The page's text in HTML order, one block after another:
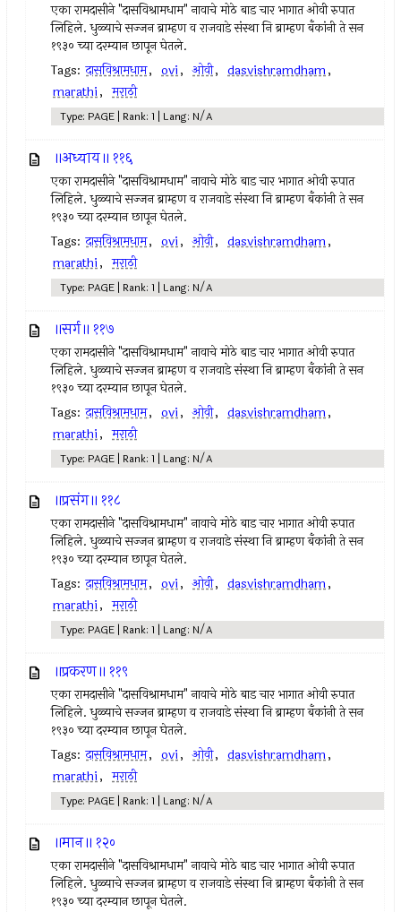
एका रामदासीने "दासविश्रामधाम" नावाचे मोठे बाड चार भागात ओवी रुपात
लिहिले. धुळ्याचे सज्जन ब्राम्हण व राजवाडे संस्था नि ब्राम्हण बँकांनी ते सन
१९३० च्या दरम्यान छापून घेतले.
Tags: दासविश्रामधाम, ovi, ओवी, dasvishramdham,
marathi, मराठी
Type: PAGE | Rank: 1 | Lang: N/A
॥अध्याय॥ ११६
एका रामदासीने "दासविश्रामधाम" नावाचे मोठे बाड चार भागात ओवी रुपात
लिहिले. धुळ्याचे सज्जन ब्राम्हण व राजवाडे संस्था नि ब्राम्हण बँकांनी ते सन
१९३० च्या दरम्यान छापून घेतले.
Tags: दासविश्रामधाम, ovi, ओवी, dasvishramdham,
marathi, मराठी
Type: PAGE | Rank: 1 | Lang: N/A
॥सर्ग॥ ११७
एका रामदासीने "दासविश्रामधाम" नावाचे मोठे बाड चार भागात ओवी रुपात
लिहिले. धुळ्याचे सज्जन ब्राम्हण व राजवाडे संस्था नि ब्राम्हण बँकांनी ते सन
१९३० च्या दरम्यान छापून घेतले.
Tags: दासविश्रामधाम, ovi, ओवी, dasvishramdham,
marathi, मराठी
Type: PAGE | Rank: 1 | Lang: N/A
॥प्रसंग॥ ११८
एका रामदासीने "दासविश्रामधाम" नावाचे मोठे बाड चार भागात ओवी रुपात
लिहिले. धुळ्याचे सज्जन ब्राम्हण व राजवाडे संस्था नि ब्राम्हण बँकांनी ते सन
१९३० च्या दरम्यान छापून घेतले.
Tags: दासविश्रामधाम, ovi, ओवी, dasvishramdham,
marathi, मराठी
Type: PAGE | Rank: 1 | Lang: N/A
॥प्रकरण॥ ११९
एका रामदासीने "दासविश्रामधाम" नावाचे मोठे बाड चार भागात ओवी रुपात
लिहिले. धुळ्याचे सज्जन ब्राम्हण व राजवाडे संस्था नि ब्राम्हण बँकांनी ते सन
१९३० च्या दरम्यान छापून घेतले.
Tags: दासविश्रामधाम, ovi, ओवी, dasvishramdham,
marathi, मराठी
Type: PAGE | Rank: 1 | Lang: N/A
॥मान॥ १२०
एका रामदासीने "दासविश्रामधाम" नावाचे मोठे बाड चार भागात ओवी रुपात
लिहिले. धुळ्याचे सज्जन ब्राम्हण व राजवाडे संस्था नि ब्राम्हण बँकांनी ते सन
१९३० च्या दरम्यान छापून घेतले.